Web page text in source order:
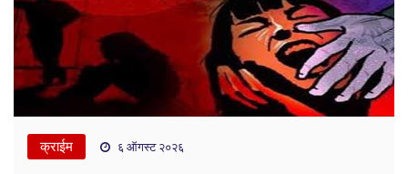
क्राईम ६ ऑगस्ट २०२६